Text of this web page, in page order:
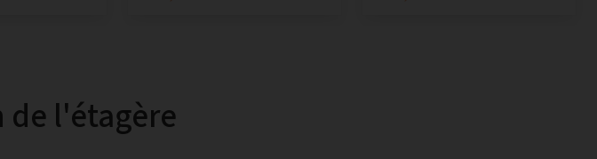
l'étagère